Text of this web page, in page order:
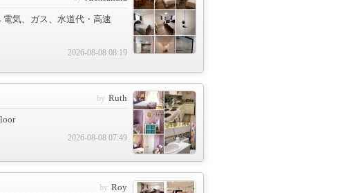
電気、ガス、水道代・高速
2026-08-08 08:19
Ruth
2026-08-08 07:49
Roy